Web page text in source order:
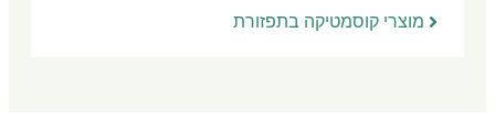
מוצרי קוסמטיקה בתפזורת